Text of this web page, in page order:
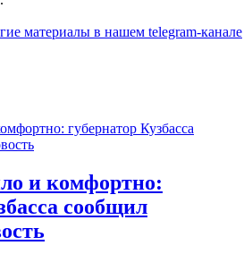
материалы в нашем telegram-канале
и комфортно:
сообщил